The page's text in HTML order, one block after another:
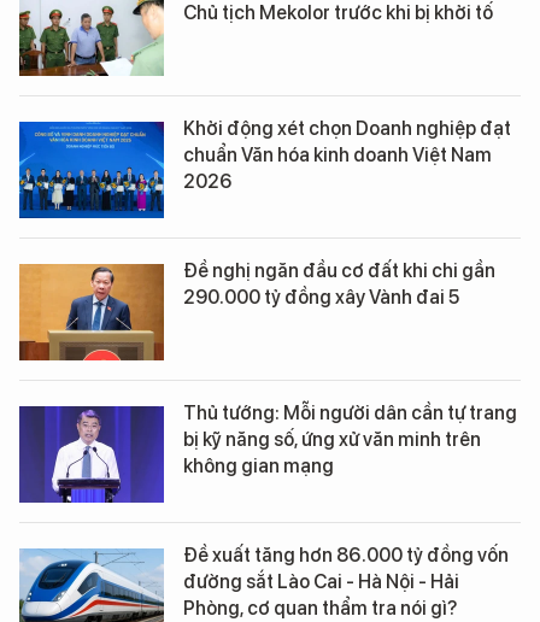
Chủ tịch Mekolor trước khi bị khởi tố
Khởi động xét chọn Doanh nghiệp đạt
chuẩn Văn hóa kinh doanh Việt Nam
2026
Đề nghị ngăn đầu cơ đất khi chi gần
290.000 tỷ đồng xây Vành đai 5
Thủ tướng: Mỗi người dân cần tự trang
bị kỹ năng số, ứng xử văn minh trên
không gian mạng
Đề xuất tăng hơn 86.000 tỷ đồng vốn
đường sắt Lào Cai - Hà Nội - Hải
Phòng, cơ quan thẩm tra nói gì?